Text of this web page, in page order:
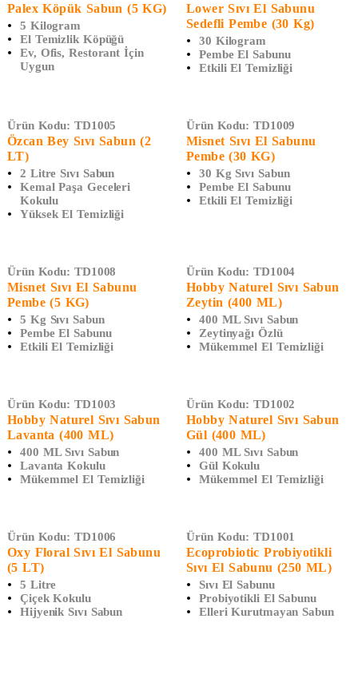
Palex Köpük Sabun (5 KG)
5 Kilogram
El Temizlik Köpüğü
Ev, Ofis, Restorant İçin
Uygun
Lower Sıvı El Sabunu
Sedefli Pembe (30 Kg)
30 Kilogram
Pembe El Sabunu
Etkili El Temizliği
Ürün Kodu: TD1005
Özcan Bey Sıvı Sabun (2
LT)
2 Litre Sıvı Sabun
Kemal Paşa Geceleri
Kokulu
Yüksek El Temizliği
Ürün Kodu: TD1009
Misnet Sıvı El Sabunu
Pembe (30 KG)
30 Kg Sıvı Sabun
Pembe El Sabunu
Etkili El Temizliği
Ürün Kodu: TD1008
Misnet Sıvı El Sabunu
Pembe (5 KG)
5 Kg Sıvı Sabun
Pembe El Sabunu
Etkili El Temizliği
Ürün Kodu: TD1004
Hobby Naturel Sıvı Sabun
Zeytin (400 ML)
400 ML Sıvı Sabun
Zeytinyağı Özlü
Mükemmel El Temizliği
Ürün Kodu: TD1003
Hobby Naturel Sıvı Sabun
Lavanta (400 ML)
400 ML Sıvı Sabun
Lavanta Kokulu
Mükemmel El Temizliği
Ürün Kodu: TD1002
Hobby Naturel Sıvı Sabun
Gül (400 ML)
400 ML Sıvı Sabun
Gül Kokulu
Mükemmel El Temizliği
Ürün Kodu: TD1006
Oxy Floral Sıvı El Sabunu
(5 LT)
5 Litre
Çiçek Kokulu
Hijyenik Sıvı Sabun
Ürün Kodu: TD1001
Ecoprobiotic Probiyotikli
Sıvı El Sabunu (250 ML)
Sıvı El Sabunu
Probiyotikli El Sabunu
Elleri Kurutmayan Sabun